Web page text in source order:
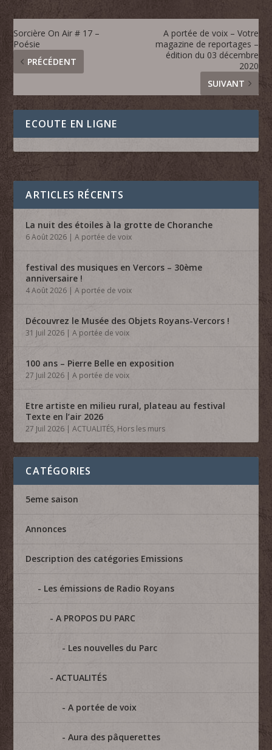
Sorcière On Air # 17 –
Poésie
PRÉCÉDENT
A portée de voix – Votre
magazine de reportages –
édition du 03 décembre
2020
SUIVANT
ECOUTE EN LIGNE
ARTICLES RÉCENTS
La nuit des étoiles à la grotte de Choranche
6 Août 2026 |A portée de voix
festival des musiques en Vercors – 30ème
anniversaire !
4 Août 2026 |A portée de voix
Découvrez le Musée des Objets Royans-Vercors !
31 Juil 2026 |A portée de voix
100 ans – Pierre Belle en exposition
27 Juil 2026 |A portée de voix
Etre artiste en milieu rural, plateau au festival
Texte en l’air 2026
27 Juil 2026 |ACTUALITÉS, Hors les murs
CATÉGORIES
5eme saison
Annonces
Description des catégories Emissions
Les émissions de Radio Royans
A PROPOS DU PARC
Les nouvelles du Parc
ACTUALITÉS
A portée de voix
Aura des pâquerettes